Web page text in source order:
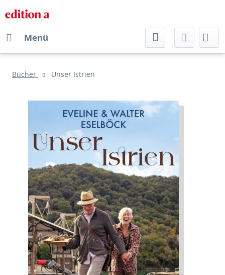
Menü
Bücher Unser Istrien